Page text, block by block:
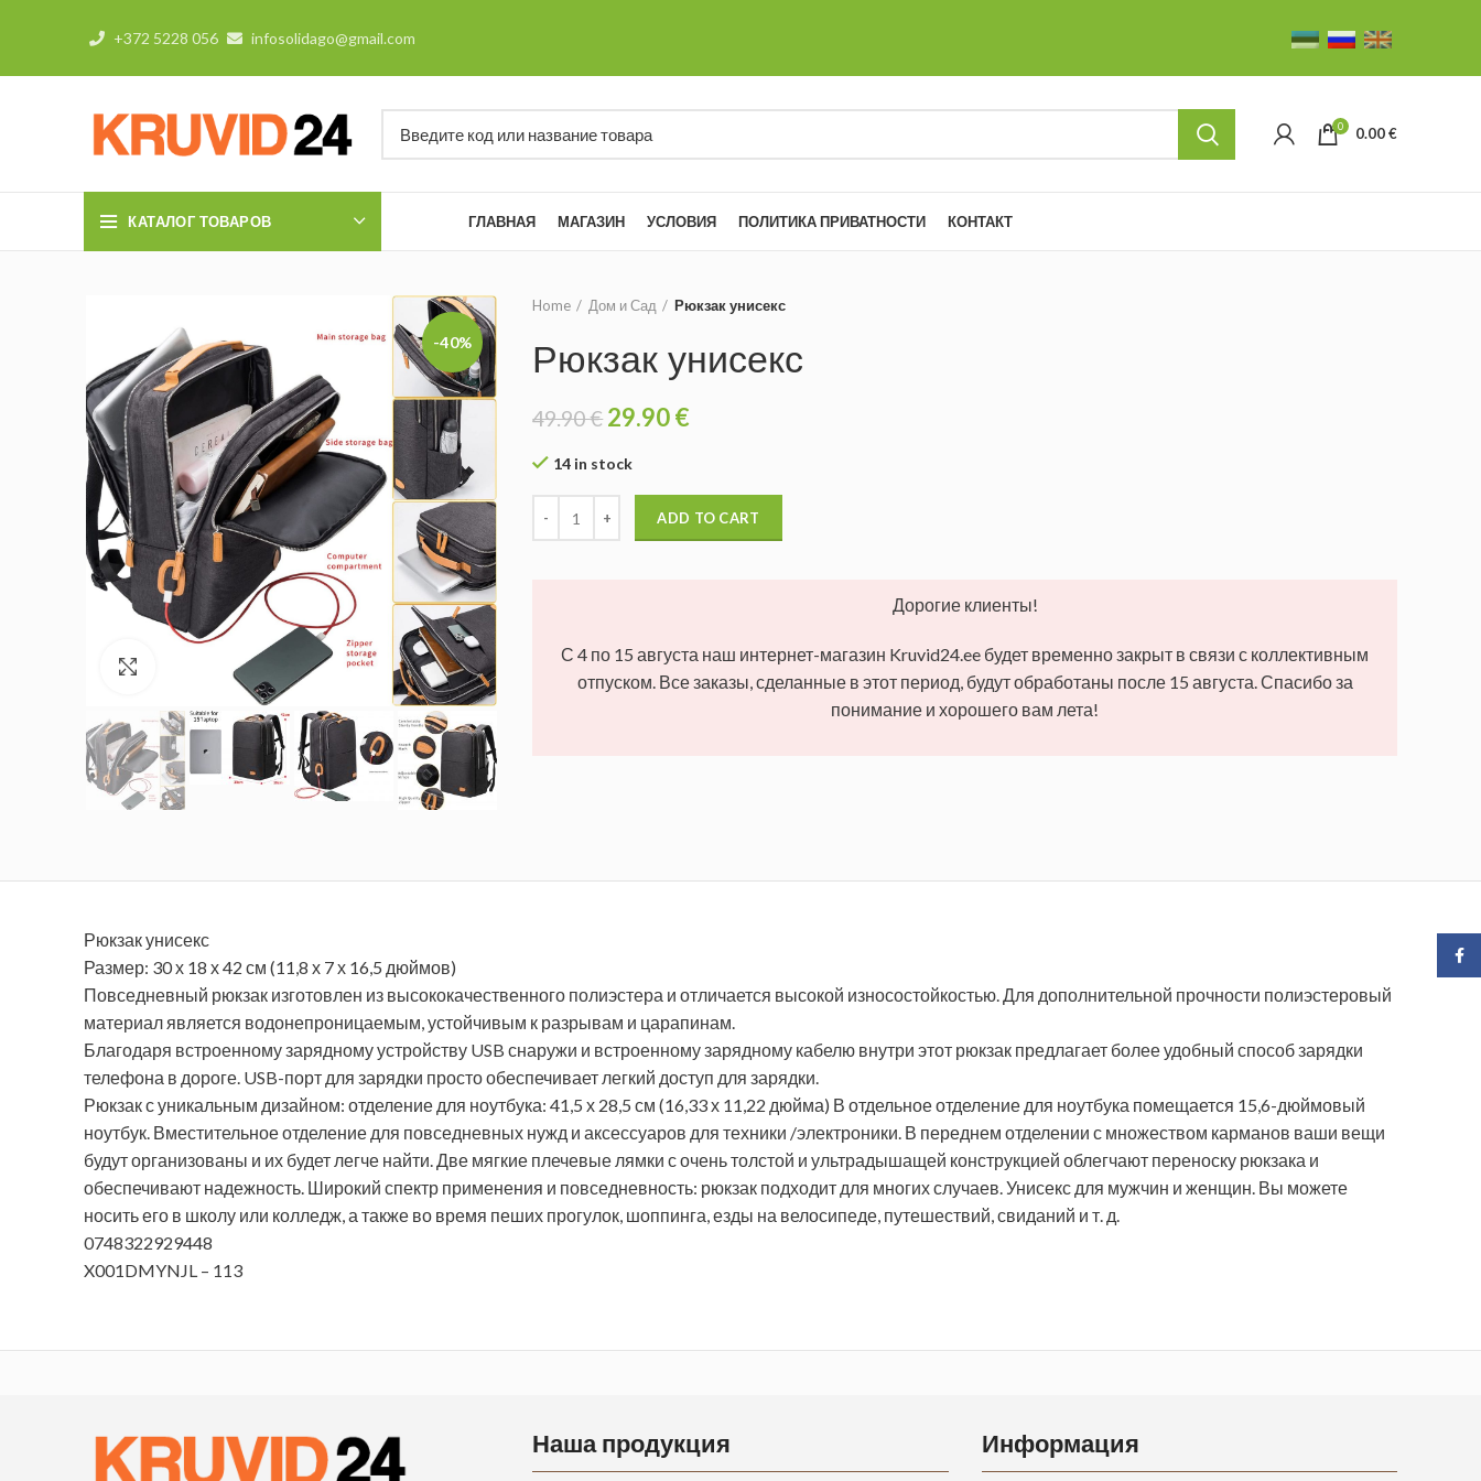
+372 5228 056 infosolidago@gmail.com
0 0.00€
КАТАЛОГ ТОВАРОВ ГЛАВНАЯ МАГАЗИН УСЛОВИЯ ПОЛИТИКА ПРИВАТНОСТИ КОНТАКТ
-40%
Home Дом и Сад Рюкзак унисекс
Рюкзак унисекс
49.90€ 29.90€
14 in stock
ADD TO CART
Дорогие клиенты!
С 4 по 15 августа наш интернет-магазин Kruvid24.ee будет временно закрыт в связи с коллективным
отпуском. Все заказы, сделанные в этот период, будут обработаны после 15 августа. Спасибо за
понимание и хорошего вам лета!
Рюкзак унисекс
Размер: 30 х 18 х 42 см (11,8 х 7 х 16,5 дюймов)
Повседневный рюкзак изготовлен из высококачественного полиэстера и отличается высокой износостойкостью. Для дополнительной прочности полиэстеровый
материал является водонепроницаемым, устойчивым к разрывам и царапинам.
Благодаря встроенному зарядному устройству USB снаружи и встроенному зарядному кабелю внутри этот рюкзак предлагает более удобный способ зарядки
телефона в дороге. USB-порт для зарядки просто обеспечивает легкий доступ для зарядки.
Рюкзак с уникальным дизайном: отделение для ноутбука: 41,5 х 28,5 см (16,33 х 11,22 дюйма) В отдельное отделение для ноутбука помещается 15,6-дюймовый
ноутбук. Вместительное отделение для повседневных нужд и аксессуаров для техники /электроники. В переднем отделении с множеством карманов ваши вещи
будут организованы и их будет легче найти. Две мягкие плечевые лямки с очень толстой и ультрадышащей конструкцией облегчают переноску рюкзака и
обеспечивают надежность. Широкий спектр применения и повседневность: рюкзак подходит для многих случаев. Унисекс для мужчин и женщин. Вы можете
носить его в школу или колледж, а также во время пеших прогулок, шоппинга, езды на велосипеде, путешествий, свиданий и т. д.
0748322929448
X001DMYNJL – 113
Наша продукция Информация